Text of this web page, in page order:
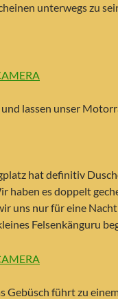
unterwegs zu
lassen unser
hat definitiv
haben es doppelt
uns nur für eine
Felsenkänguru
Gebüsch führt zu